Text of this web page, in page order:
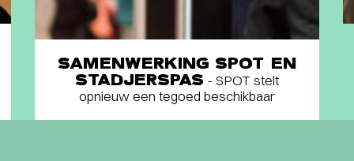
SAMENWERKING SPOT EN
STADJERSPAS - SPOT stelt
opnieuw een tegoed beschikbaar